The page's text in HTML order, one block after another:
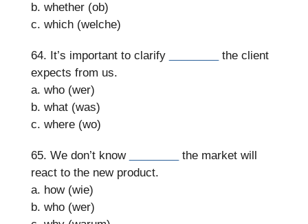
b. whether (ob)
c. which (welche)
64. It’s important to clarify
the client
expects from us.
a. who (wer)
b. what (was)
c. where (wo)
65. We don’t know
the market will
react to the new product.
a. how (wie)
b. who (wer)